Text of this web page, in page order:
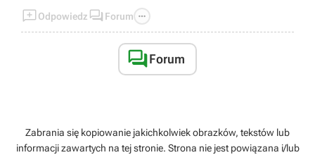
Odpowiedz  Forum 
Forum
Zabrania się kopiowanie jakichkolwiek obrazków, tekstów lub
informacji zawartych na tej stronie. Strona nie jest powiązana i/lub